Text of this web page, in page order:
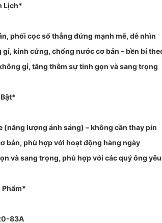
Lịch*
phối cọc số thẳng đứng mạnh mẽ, dễ nhìn
gỉ, kính cứng, chống nước cơ bản – bền bỉ
gỉ, tăng thêm sự tinh gọn và sang trọng
(năng lượng ánh sáng) – không cần thay pin
bản, phù hợp với hoạt động hàng ngày
và sang trọng, phù hợp với các quý ông
Phẩm*
83A